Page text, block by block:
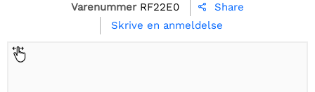
Varenummer RF22E0 
Share
Skrive en anmeldelse